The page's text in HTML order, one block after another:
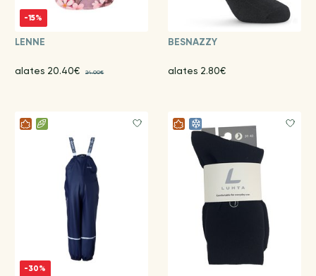
-15%
LENNE
alates 20.40€ 24.00€
BESNAZZY
alates 2.80€
-30%